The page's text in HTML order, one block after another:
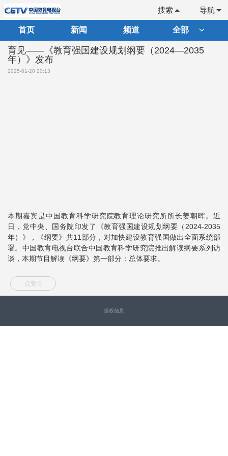
导航
搜索
首页 新闻 频道 全部
育见——《教育强国建设规划纲要（2024—2035
年）》发布
2025-01-20 20:13
本期嘉宾是中国教育科学研究院教育理论研究所所长姜朝晖。近
日，党中央、国务院印发了《教育强国建设规划纲要（2024-2035
年）》，《纲要》共11部分，对加快建设教育强国做出全面系统部
署。中国教育电视台联合中国教育科学研究院推出解读纲要系列访
谈，本期节目解读《纲要》第一部分：总体要求。
点赞 0
授权信息